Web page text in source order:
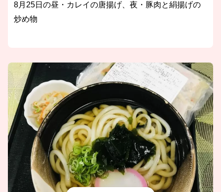
8月25日の昼・カレイの唐揚げ、夜・豚肉と絹揚げの
炒め物